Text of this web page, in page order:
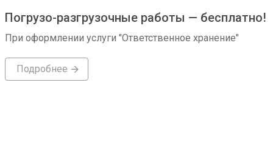
Погрузо-разгрузочные работы — бесплатно!
При оформлении услуги "Ответственное хранение"
Подробнее